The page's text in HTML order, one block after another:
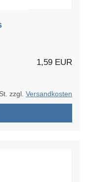
1,59 EUR
zzgl. Versandkosten